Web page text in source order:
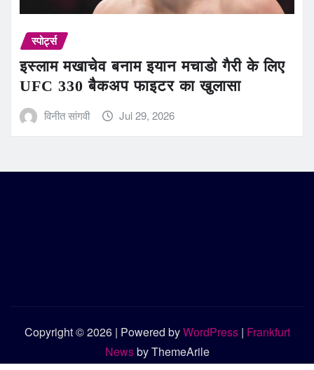
स्पोर्ट्स
इस्लाम मखाचेव बनाम इयान मचाडो गैरी के लिए
UFC 330 बैकअप फाइटर का खुलासा
विनीत सांगवी Jul 29, 2026
Copyright © 2026 | Powered byWordPress | Frankfurt
Newsby ThemeArile